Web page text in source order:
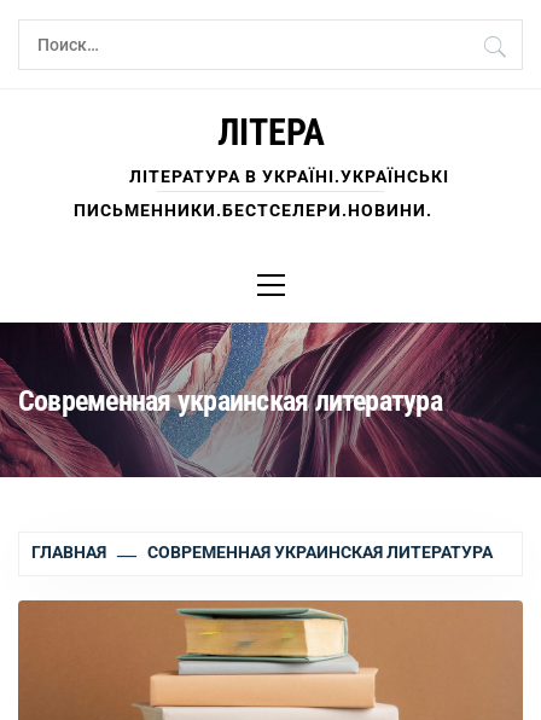
Перейти
Найти:
ЛІТЕРА
ЛІТЕРАТУРА В УКРАЇНІ.УКРАЇНСЬКІ
ПИСЬМЕННИКИ.БЕСТСЕЛЕРИ.НОВИНИ.
меню
Современная украинская литература
ГЛАВНАЯ СОВРЕМЕННАЯ УКРАИНСКАЯ ЛИТЕРАТУРА